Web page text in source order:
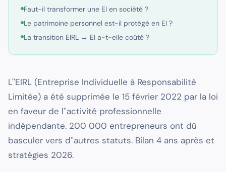
Faut-il transformer une EI en société ?
Le patrimoine personnel est-il protégé en EI ?
La transition EIRL → EI a-t-elle coûté ?
L''EIRL (Entreprise Individuelle à Responsabilité
Limitée) a été supprimée le 15 février 2022 par la loi
en faveur de l''activité professionnelle
indépendante. 200 000 entrepreneurs ont dû
basculer vers d''autres statuts. Bilan 4 ans après et
stratégies 2026.